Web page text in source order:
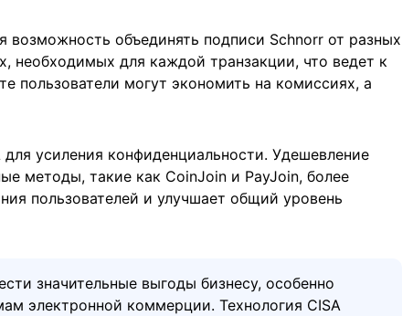
возможность объединять подписи Schnorr от разных
необходимых для каждой транзакции, что ведет к
пользователи могут экономить на комиссиях, а
усиления конфиденциальности. Удешевление
методы, такие как CoinJoin и PayJoin, более
пользователей и улучшает общий уровень
значительные выгоды бизнесу, особенно
электронной коммерции. Технология CISA